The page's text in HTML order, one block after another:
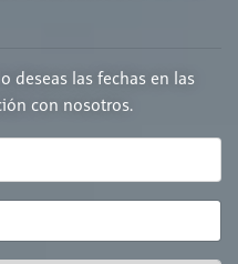
deseas las fechas en las
con nosotros.